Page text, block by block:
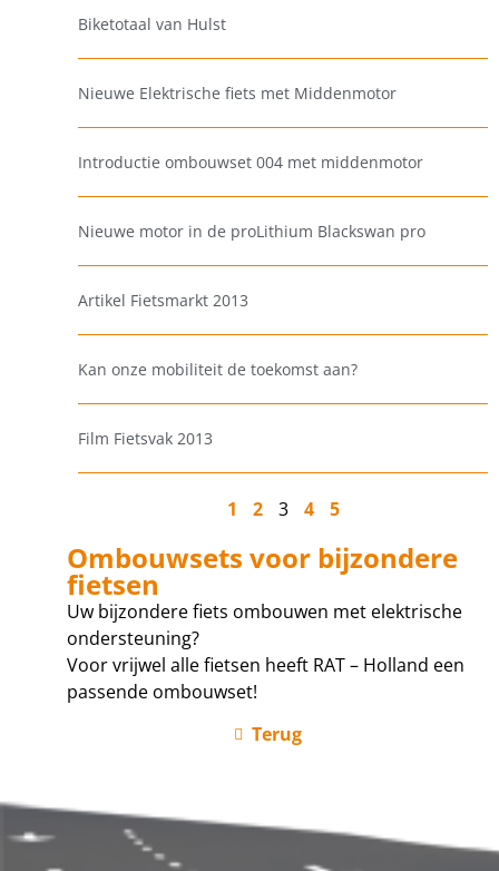
Biketotaal van Hulst
Nieuwe Elektrische fiets met Middenmotor
Introductie ombouwset 004 met middenmotor
Nieuwe motor in de proLithium Blackswan pro
Artikel Fietsmarkt 2013
Kan onze mobiliteit de toekomst aan?
Film Fietsvak 2013
1 2 3 4 5
Ombouwsets voor bijzondere
fietsen
Uw bijzondere fiets ombouwen met elektrische
ondersteuning?
Voor vrijwel alle fietsen heeft RAT – Holland een
passende ombouwset!
Terug